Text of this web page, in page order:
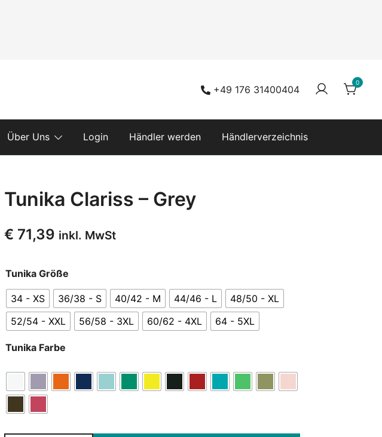
+49 176 31400404
0
Über Uns Login Händler werden Händlerverzeichnis
Tunika Clariss – Grey
€ 71,39 inkl. MwSt
Tunika Größe
34 - XS 36/38 - S 40/42 - M 44/46 - L
48/50 - XL
52/54 - XXL
56/58 - 3XL 60/62 - 4XL 64 - 5XL
Tunika Farbe